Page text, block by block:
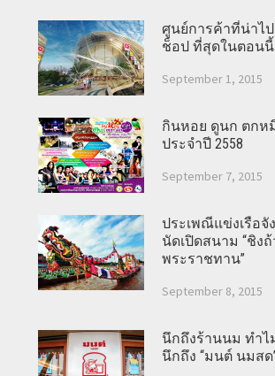
ศูนย์การค้าที่น่าไป
ช็อป ที่สุดในตอนนี้
September 1, 2015
กินหอย ดูนก ตกห
ประจำปี 2558
September 7, 2015
ประเพณีแข่งเรือจั
นัดเปิดสนาม “ชิงถ้
พระราชทาน”
September 8, 2015
นึกถึงร้านนม ทำไ
นึกถึง “มนต์ นมสด